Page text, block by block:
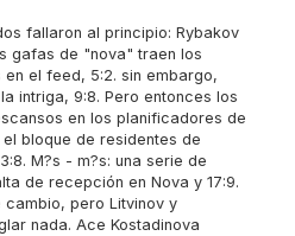
fallaron al principio: Rybakov
gafas de "nova" traen los
el feed, 5:2. sin embargo,
intriga, 9:8. Pero entonces los
en los planificadores de
bloque de residentes de
M?s - m?s: una serie de
de recepción en Nova y 17:9.
cambio, pero Litvinov y
nada. Ace Kostadinova